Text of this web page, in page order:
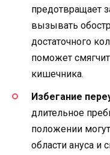
предотвращает
вызывать
достаточного
поможет
кишечника.
Избегание
длительное
положении
области ануса и